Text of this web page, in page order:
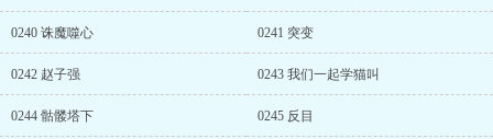
0240 诛魔噬心 0241 突变
0242 赵子强 0243 我们一起学猫叫
0244 骷髅塔下 0245 反目